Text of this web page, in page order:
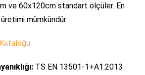
ve 60x120cm standart ölçüler. En
mümkündür.
TS EN 13501-1+A1:2013